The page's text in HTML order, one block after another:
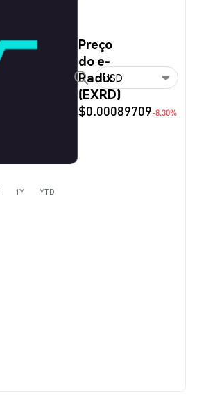
Preço
do e-
Radix
(EXRD)
$0.00089709-8.30%
USD
1Y YTD